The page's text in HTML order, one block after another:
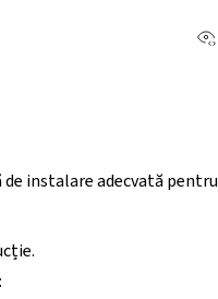
instalare adecvată pentru